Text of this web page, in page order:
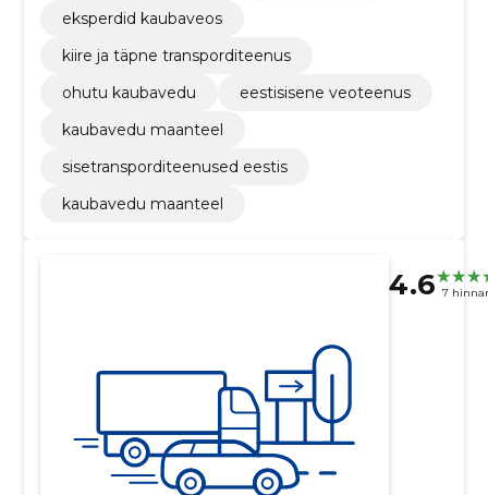
eksperdid kaubaveos
kiire ja täpne transporditeenus
ohutu kaubavedu
eestisisene veoteenus
kaubavedu maanteel
sisetransporditeenused eestis
kaubavedu maanteel
4.6 7